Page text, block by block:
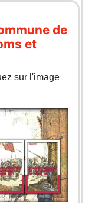
de
et
sur l'image